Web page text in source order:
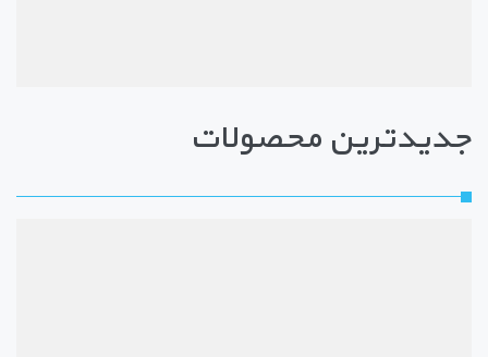
جدیدترین محصولات